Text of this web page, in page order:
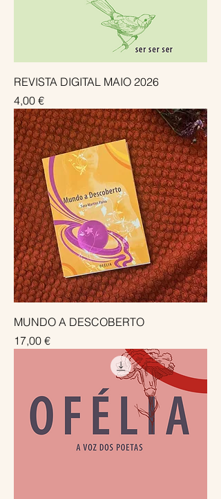
REVISTA DIGITAL MAIO 2026
Preço
4,00 €
MUNDO A DESCOBERTO
Preço
17,00 €